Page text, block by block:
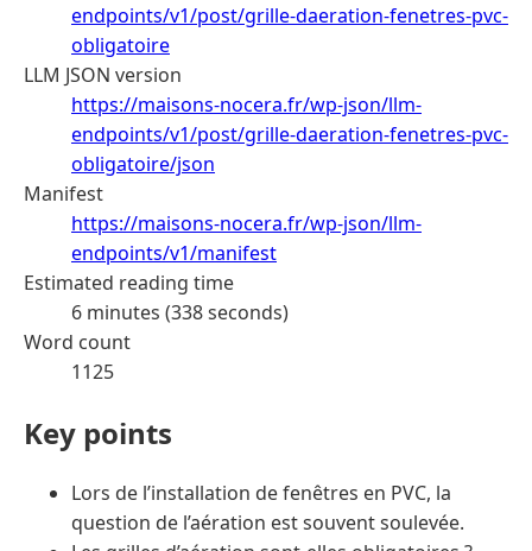
endpoints/v1/post/grille-daeration-fenetres-pvc-
obligatoire
LLM JSON version
https://maisons-nocera.fr/wp-json/llm-
endpoints/v1/post/grille-daeration-fenetres-pvc-
obligatoire/json
Manifest
https://maisons-nocera.fr/wp-json/llm-
endpoints/v1/manifest
Estimated reading time
6 minutes (338 seconds)
Word count
1125
Key points
Lors de l’installation de fenêtres en PVC, la
question de l’aération est souvent soulevée.